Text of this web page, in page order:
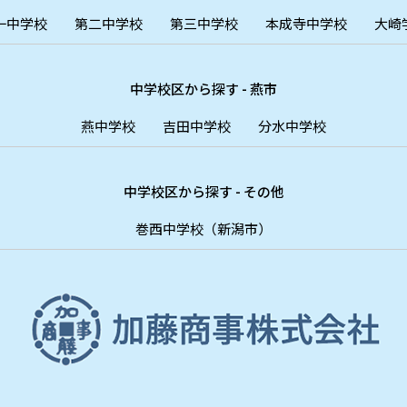
中学校 第二中学校 第三中学校 本成寺中学校 大崎
中学校区から探す - 燕市
燕中学校
吉田中学校 分水中学校
中学校区から探す - その他
巻西中学校（新潟市）